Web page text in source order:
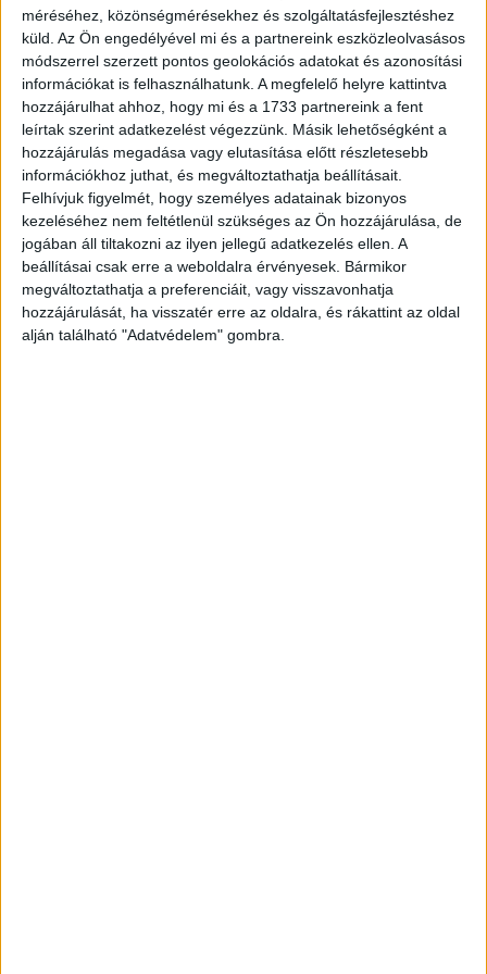
méréséhez, közönségmérésekhez és szolgáltatásfejlesztéshez
küld. Az Ön engedélyével mi és a partnereink eszközleolvasásos
módszerrel szerzett pontos geolokációs adatokat és azonosítási
információkat is felhasználhatunk. A megfelelő helyre kattintva
hozzájárulhat ahhoz, hogy mi és a 1733 partnereink a fent
leírtak szerint adatkezelést végezzünk. Másik lehetőségként a
hozzájárulás megadása vagy elutasítása előtt részletesebb
információkhoz juthat, és megváltoztathatja beállításait.
Felhívjuk figyelmét, hogy személyes adatainak bizonyos
kezeléséhez nem feltétlenül szükséges az Ön hozzájárulása, de
jogában áll tiltakozni az ilyen jellegű adatkezelés ellen. A
beállításai csak erre a weboldalra érvényesek. Bármikor
megváltoztathatja a preferenciáit, vagy visszavonhatja
hozzájárulását, ha visszatér erre az oldalra, és rákattint az oldal
alján található "Adatvédelem" gombra.
védőréteg, a főképernyő újratervezett rétegezésének
köszönhetően pedig az 80 százalékkal ellenállóbb a
korábbi modelleknél.
A rejtett zsanér, amely a Galaxy Z Flipben mutatkozott be,
lehetővé teszi, hogy az eszköz stabilan megálljon
különböző szögben kihajtva és így alkalmas legyen
Hajlított módban való használatra is. A továbbfejlesztett
seprőtechnológiának köszönhetően, a zsanér belsejében
található kefék rövidebbek lettek, így hatékonyabban
képesek a port és az apró részecskéket távol tartani a
Rejtett zsanértól, miközben óvják a készüléket és
keskenyebb kialakítást tesznek lehetővé. Az alapos